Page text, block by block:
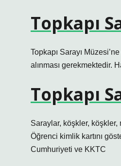
Topkapı
Topkapı Sarayı
alınması gerekmektedir.
Topkapı
Saraylar, köşkler,
Öğrenci kimlik kartını
Cumhuriyeti ve KKTC